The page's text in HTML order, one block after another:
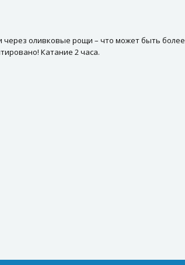
через оливковые рощи – что может быть более
Катание 2 часа.